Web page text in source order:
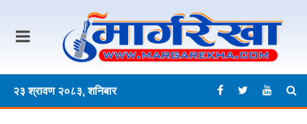
२३ श्रावण २०८३, शनिबार